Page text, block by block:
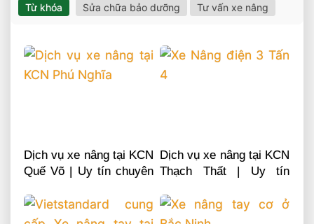
Từ khóa Sửa chữa bảo dưỡng Tư vấn xe nâng
Dịch vụ xe nâng tại KCN
Quế Võ | Uy tín chuyên
Dịch vụ xe nâng tại KCN
Thạch Thất | Uy tín
0868481555